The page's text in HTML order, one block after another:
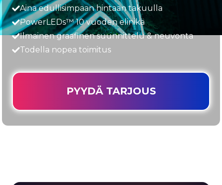
Aina edullisimpaan hintaan takuulla
PowerLEDs™ 10 vuoden elinikä
Ilmainen graafinen suunnittelu & neuvonta
Todella nopea toimitus
PYYDÄ TARJOUS